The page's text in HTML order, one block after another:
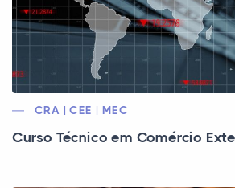
CRA | CEE | MEC
Curso Técnico em Comércio